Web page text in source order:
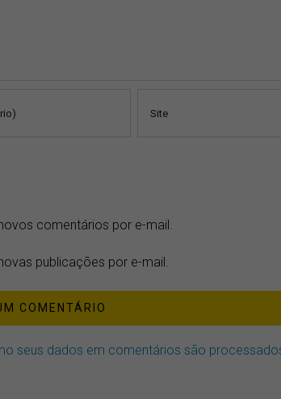
comentários por e-mail.
publicações por e-mail.
seus dados em comentários são